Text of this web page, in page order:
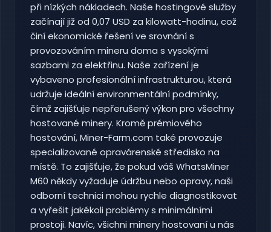
při nízkých nákladech. Naše hostingové služby
začínají již od 0,07 USD za kilowatt-hodinu, což
činí ekonomické řešení ve srovnání s
provozováním mineru doma s vysokými
sazbami za elektřinu. Naše zařízení je
vybaveno profesionální infrastrukturou, která
udržuje ideální environmentální podmínky,
čímž zajišťuje nepřerušený výkon pro všechny
hostované minery. Kromě prémiového
hostování, Miner-Farm.com také provozuje
specializované opravárenské středisko na
místě. To zajišťuje, že pokud váš WhatsMiner
M60 někdy vyžaduje údržbu nebo opravy, naši
odborní technici mohou rychle diagnostikovat
a vyřešit jakékoli problémy s minimálními
prostoji. Navíc, všichni minery hostovaní u nás